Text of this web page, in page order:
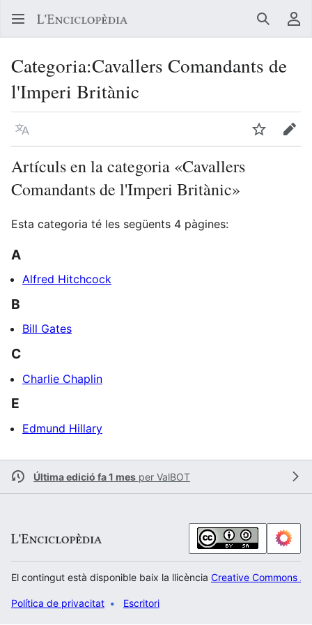
Buscar
Categoria:Cavallers Comandants de
l'Imperi Britànic
Llegir en un atre idioma Vigilar
Artículs en la categoria «Cavallers
Comandants de l'Imperi Britànic»
Esta categoria té les següents 4 pàgines:
A
Alfred Hitchcock
B
Bill Gates
C
Charlie Chaplin
E
Edmund Hillary
Última edició fa 1 mes per ValBOT
El contingut està disponible baix la llicència Creative Commons
Política de privacitat Escritori